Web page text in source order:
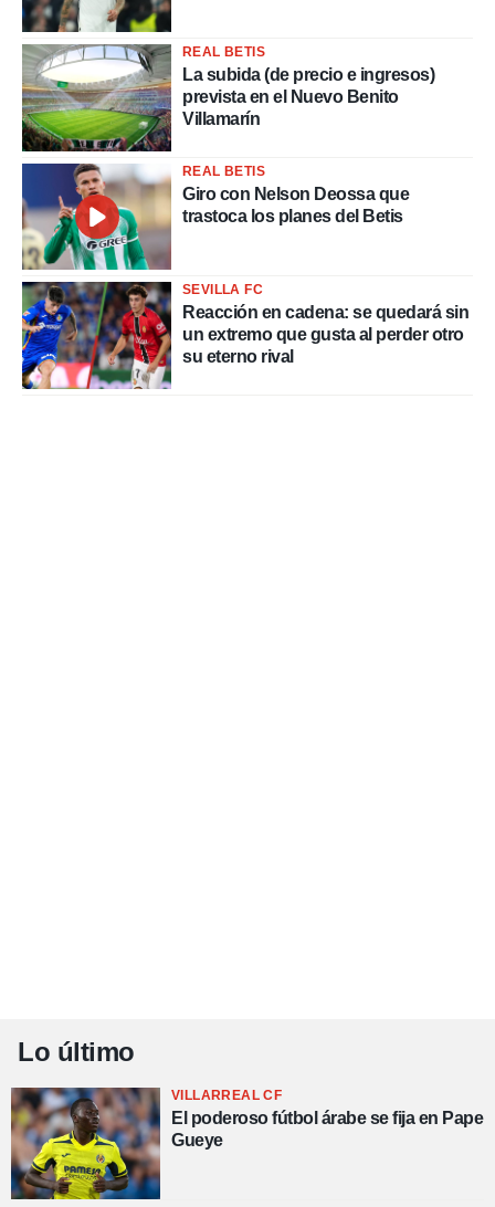
REAL BETIS
La subida (de precio e ingresos)
prevista en el Nuevo Benito
Villamarín
REAL BETIS
Giro con Nelson Deossa que
trastoca los planes del Betis
SEVILLA FC
Reacción en cadena: se quedará sin
un extremo que gusta al perder otro
su eterno rival
Lo último
VILLARREAL CF
El poderoso fútbol árabe se fija en Pape
Gueye